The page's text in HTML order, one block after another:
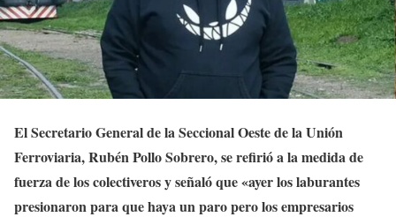
El Secretario General de la Seccional Oeste de la Unión
Ferroviaria, Rubén Pollo Sobrero, se refirió a la medida de
fuerza de los colectiveros y señaló que «ayer los laburantes
presionaron para que haya un paro pero los empresarios